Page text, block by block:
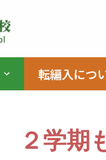
転編入につ
２学期